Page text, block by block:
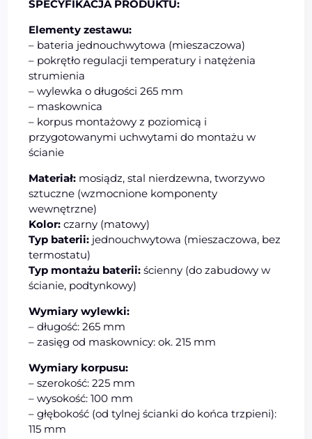
SPECYFIKACJA PRODUKTU:
Elementy zestawu:
– bateria jednouchwytowa (mieszaczowa)
– pokrętło regulacji temperatury i natężenia
strumienia
– wylewka o długości 265 mm
– maskownica
– korpus montażowy z poziomicą i
przygotowanymi uchwytami do montażu w
ścianie
Materiał: mosiądz, stal nierdzewna, tworzywo
sztuczne (wzmocnione komponenty
wewnętrzne)
Kolor: czarny (matowy)
Typ baterii: jednouchwytowa (mieszaczowa, bez
termostatu)
Typ montażu baterii: ścienny (do zabudowy w
ścianie, podtynkowy)
Wymiary wylewki:
– długość: 265 mm
– zasięg od maskownicy: ok. 215 mm
Wymiary korpusu:
– szerokość: 225 mm
– wysokość: 100 mm
– głębokość (od tylnej ścianki do końca trzpieni):
115 mm